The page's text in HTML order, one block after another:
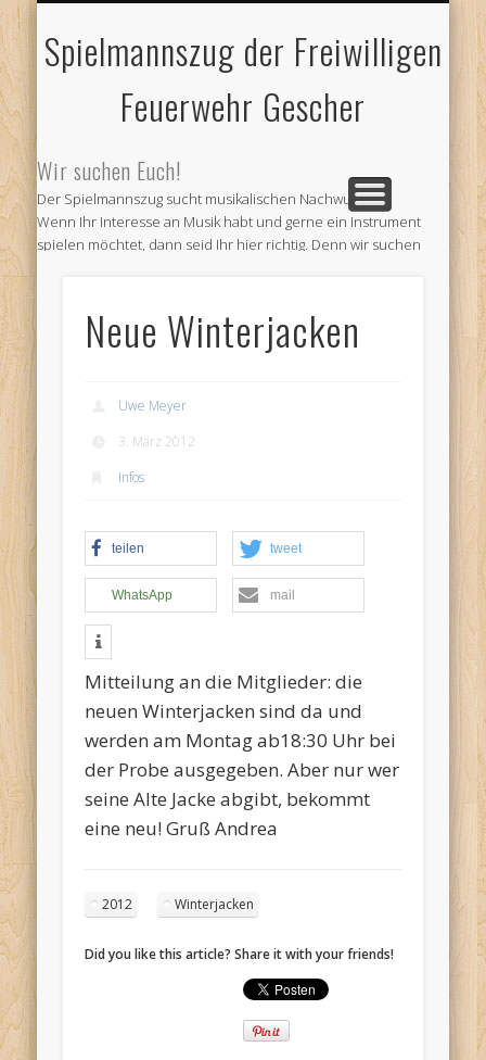
Spielmannszug der Freiwilligen
Feuerwehr Gescher
Wir suchen Euch!
Der Spielmannszug sucht musikalischen Nachwuchs!
Wenn Ihr Interesse an Musik habt und gerne ein Instrument
spielen möchtet, dann seid Ihr hier richtig. Denn wir suchen
Wir proben jeden ersten und dritten Montag im Monat ab 19
Uhr im Feuerwehr Gerätehaus am Venneweg in Gescher.
Wir freuen uns auf Euren Besuch
Termine:
Neue Winterjacken
Uwe Meyer
3. März 2012
Infos
teilen tweet
WhatsApp mail
Mitteilung an die Mitglieder: die
neuen Winterjacken sind da und
werden am Montag ab18:30 Uhr bei
der Probe ausgegeben. Aber nur wer
seine Alte Jacke abgibt, bekommt
eine neu! Gruß Andrea
2012 Winterjacken
Did you like this article? Share it with your friends!